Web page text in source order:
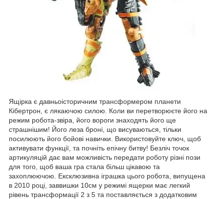
Ящірка є давньоісторичним трансформером планети
Кібертрон, є лякаючою силою. Коли ви перетворюєте його на
режим робота-звіра, його вороги знаходять його ще
страшнішим! Його леза броні, що висуваються, тільки
посилюють його бойові навички. Використовуйте ключ, щоб
активувати функції, та почніть епічну битву! Безліч точок
артикуляцій дає вам можливість передати роботу різні пози
для того, щоб ваша гра стала більш цікавою та
захоплюючою. Ексклюзивна іграшка цього робота, випущена
в 2010 році, заввишки 10см у режимі ящерки має легкий
рівень трансформації 2 з 5 та поставляється з додатковим